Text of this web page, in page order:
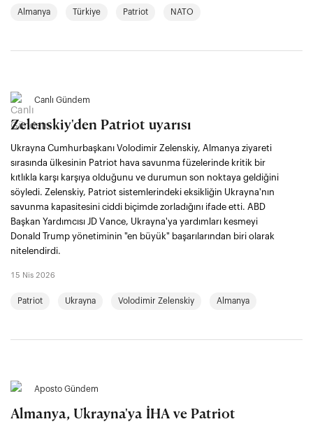
Almanya Türkiye Patriot NATO
Canlı Gündem
Zelenskiy'den Patriot uyarısı
Ukrayna Cumhurbaşkanı Volodimir Zelenskiy, Almanya ziyareti
sırasında ülkesinin Patriot hava savunma füzelerinde kritik bir
kıtlıkla karşı karşıya olduğunu ve durumun son noktaya geldiğini
söyledi. Zelenskiy, Patriot sistemlerindeki eksikliğin Ukrayna'nın
savunma kapasitesini ciddi biçimde zorladığını ifade etti. ABD
Başkan Yardımcısı JD Vance, Ukrayna'ya yardımları kesmeyi
Donald Trump yönetiminin "en büyük" başarılarından biri olarak
nitelendirdi.
15 Nis 2026
Patriot Ukrayna Volodimir Zelenskiy Almanya
Aposto Gündem
Almanya, Ukrayna'ya İHA ve Patriot